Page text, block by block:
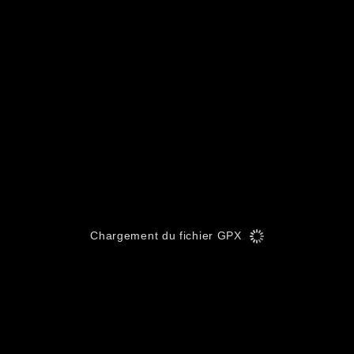
Chargement du fichier GPX